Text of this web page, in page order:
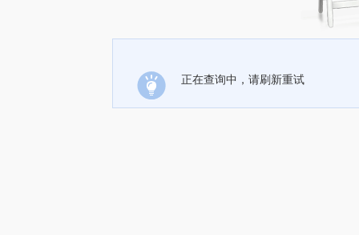
正在查询中，请刷新重试